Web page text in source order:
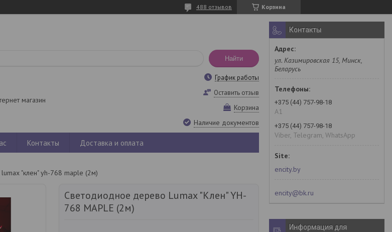
Корзина
488 отзывов
Найти
магазин
График работы
Оставить отзыв
Корзина
Наличие документов
Контакты Доставка и оплата
"клен" yh-768 maple (2м)
Светодиодное дерево Lumax "Клен" YH-
768 MAPLE (2м)
Контакты
ул. Казимировская 15, Минск,
Беларусь
+375 (44) 757-98-18
A1
+375 (44) 757-98-18
Viber, Telegram, WhatsApp
encity.by
encity@bk.ru
Информация для